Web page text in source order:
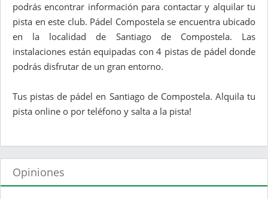
podrás encontrar información para contactar y alquilar tu
pista en este club. Pádel Compostela se encuentra ubicado
en la localidad de Santiago de Compostela. Las
instalaciones están equipadas con 4 pistas de pádel donde
podrás disfrutar de un gran entorno.
Tus pistas de pádel en Santiago de Compostela. Alquila tu
pista online o por teléfono y salta a la pista!
Opiniones